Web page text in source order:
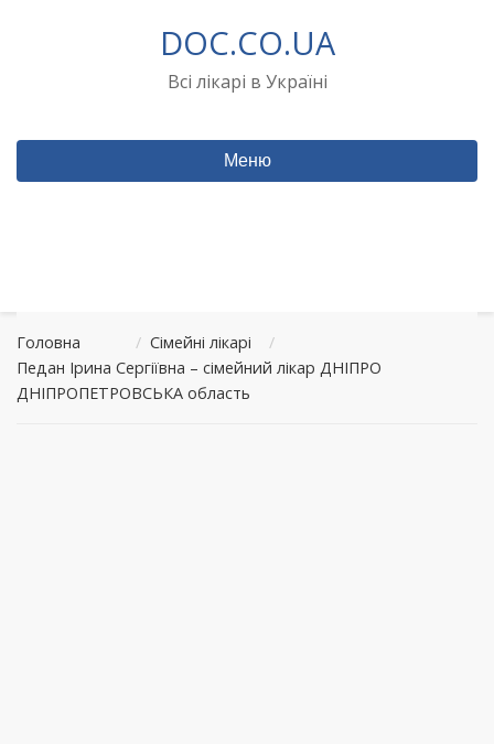
DOC.CO.UA
Всі лікарі в Україні
Меню
Головна / Сімейні лікарі
/
Педан Ірина Сергіївна – сімейний лікар ДНІПРО
ДНІПРОПЕТРОВСЬКА область